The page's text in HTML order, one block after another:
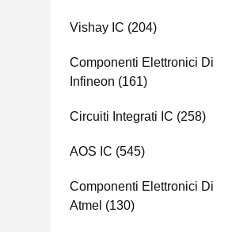
Vishay IC (204)
Componenti Elettronici Di
Infineon (161)
Circuiti Integrati IC (258)
AOS IC (545)
Componenti Elettronici Di
Atmel (130)